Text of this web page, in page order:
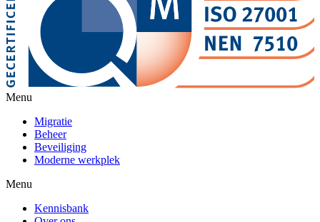
Menu
Migratie
Beheer
Beveiliging
Moderne werkplek
Menu
Kennisbank